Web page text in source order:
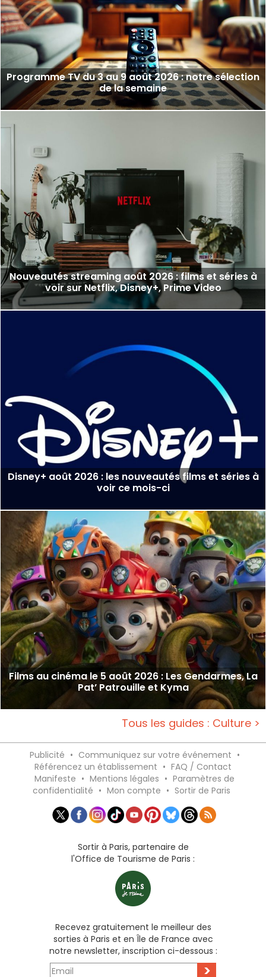
Programme TV du 3 au 9 août 2026 : notre sélection
de la semaine
Nouveautés streaming août 2026 : films et séries à
voir sur Netflix, Disney+, Prime Video
Disney+ août 2026 : les nouveautés films et séries à
voir ce mois-ci
Films au cinéma le 5 août 2026 : Les Gendarmes, La
Pat’ Patrouille et Kyma
Tous les guides : Culture >
Publicité • Communiquez sur votre événement •
Référencez un établissement • FAQ / Contact
Manifeste • Mentions légales • Paramètres de
confidentialité • Mon compte • Sortir de Paris
Sortir à Paris, partenaire de
l'Office de Tourisme de Paris :
Recevez gratuitement le meilleur des
sorties à Paris et en Île de France avec
notre newsletter, inscription ci-dessous :
>